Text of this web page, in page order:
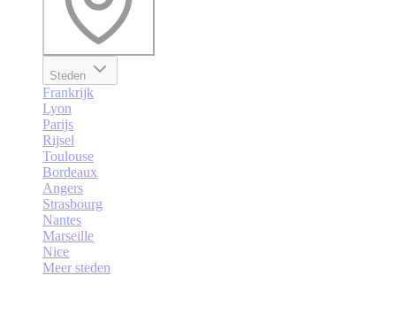
Steden
Frankrijk
Lyon
Parijs
Rijsel
Toulouse
Bordeaux
Angers
Strasbourg
Nantes
Marseille
Nice
Meer steden